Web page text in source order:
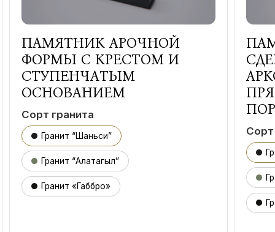
ПАМЯТНИК АРОЧНОЙ
ФОРМЫ С КРЕСТОМ И
СТУПЕНЧАТЫМ
ОСНОВАНИЕМ
Сорт гранита
Гранит “Шаньси”
Гранит “Алатагыл”
Гранит «Габбро»
Сорт